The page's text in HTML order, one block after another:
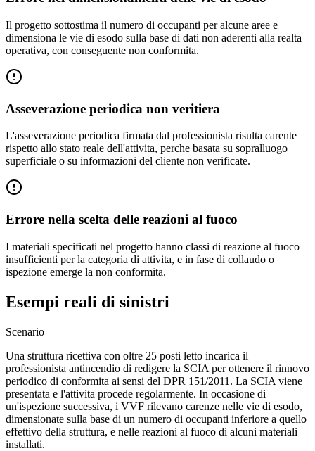
Il progetto sottostima il numero di occupanti per alcune aree e
dimensiona le vie di esodo sulla base di dati non aderenti alla realta
operativa, con conseguente non conformita.
Asseverazione periodica non veritiera
L'asseverazione periodica firmata dal professionista risulta carente
rispetto allo stato reale dell'attivita, perche basata su sopralluogo
superficiale o su informazioni del cliente non verificate.
Errore nella scelta delle reazioni al fuoco
I materiali specificati nel progetto hanno classi di reazione al fuoco
insufficienti per la categoria di attivita, e in fase di collaudo o
ispezione emerge la non conformita.
Esempi reali di sinistri
Scenario
Una struttura ricettiva con oltre 25 posti letto incarica il
professionista antincendio di redigere la SCIA per ottenere il rinnovo
periodico di conformita ai sensi del DPR 151/2011. La SCIA viene
presentata e l'attivita procede regolarmente. In occasione di
un'ispezione successiva, i VVF rilevano carenze nelle vie di esodo,
dimensionate sulla base di un numero di occupanti inferiore a quello
effettivo della struttura, e nelle reazioni al fuoco di alcuni materiali
installati.